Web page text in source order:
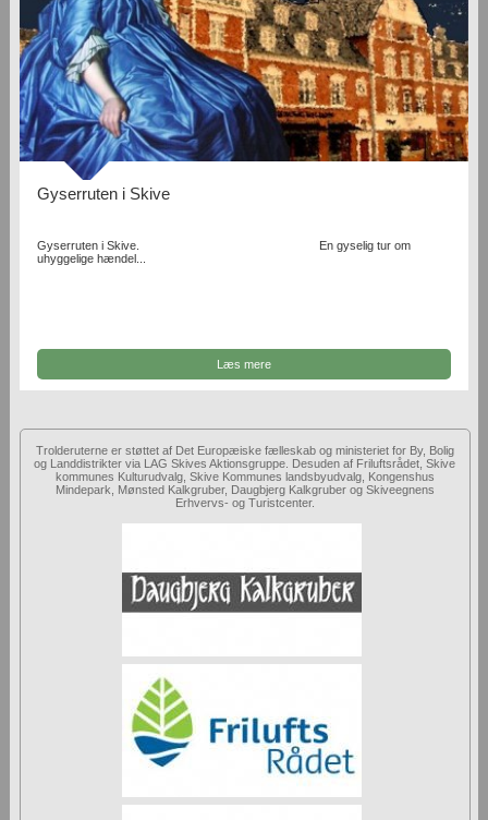
Gyserruten i Skive
Gyserruten i Skive. En gyselig tur om
uhyggelige hændel...
Læs mere
Trolderuterne er støttet af Det Europæiske fælleskab og ministeriet for By, Bolig
og Landdistrikter via LAG Skives Aktionsgruppe. Desuden af Friluftsrådet, Skive
kommunes Kulturudvalg, Skive Kommunes landsbyudvalg, Kongenshus
Mindepark, Mønsted Kalkgruber, Daugbjerg Kalkgruber og Skiveegnens
Erhvervs- og Turistcenter.